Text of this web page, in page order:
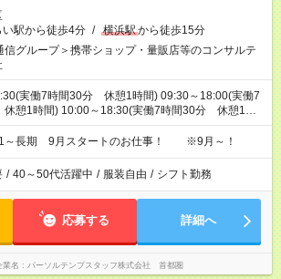
駅から徒歩4分 / 横浜駅から徒歩15分
信グループ＞携帯ショップ・量販店等のコンサルテ
実働7時間30分 休憩1時間) 09:30～18:00(実働7
憩1時間) 10:00～18:30(実働7時間30分 休憩1時
19:00の間で7.5時間の勤務（シフトの希望も出せま
～長期 9月スタートのお仕事！ ※9月～！
/ 40～50代活躍中 / 服装自由 / シフト勤務
応募する 詳細へ
業名 パーソルテンプスタッフ株式会社 首都圏